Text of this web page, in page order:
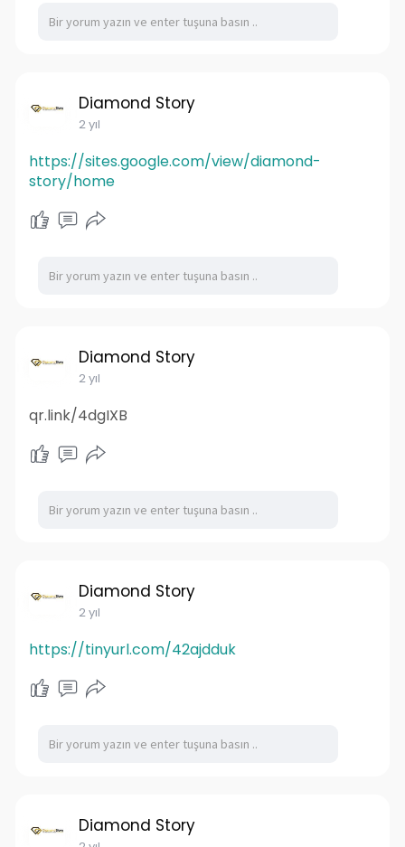
Diamond Story
2 yıl
https://sites.google.com/view/diamond-
story/home
Diamond Story
2 yıl
qr.link/4dgIXB
Diamond Story
2 yıl
https://tinyurl.com/42ajdduk
Diamond Story